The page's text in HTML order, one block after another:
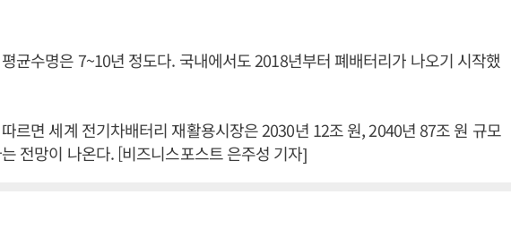
균수명은 7~10년 정도다. 국내에서도 2018년부터 폐배터리가 나오기 시작했
르면 세계 전기차배터리 재활용시장은 2030년 12조 원, 2040년 87조 원 규모
전망이 나온다. [비즈니스포스트 은주성 기자]